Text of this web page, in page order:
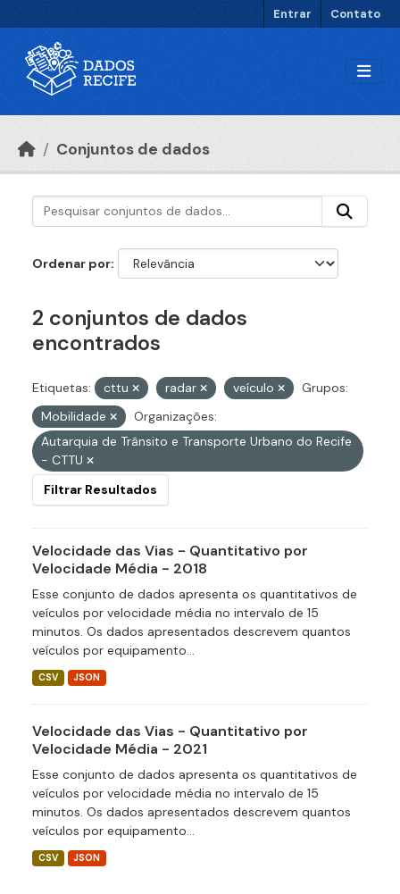
Entrar Contato
Conjuntos de dados
Ordenar por
2 conjuntos de dados
encontrados
Etiquetas: cttu radar veículo
Grupos:
Mobilidade
Organizações:
Autarquia de Trânsito e Transporte Urbano do Recife
- CTTU
Filtrar Resultados
Velocidade das Vias - Quantitativo por
Velocidade Média - 2018
Esse conjunto de dados apresenta os quantitativos de
veículos por velocidade média no intervalo de 15
minutos. Os dados apresentados descrevem quantos
veículos por equipamento...
CSV JSON
Velocidade das Vias - Quantitativo por
Velocidade Média - 2021
Esse conjunto de dados apresenta os quantitativos de
veículos por velocidade média no intervalo de 15
minutos. Os dados apresentados descrevem quantos
veículos por equipamento...
CSV JSON